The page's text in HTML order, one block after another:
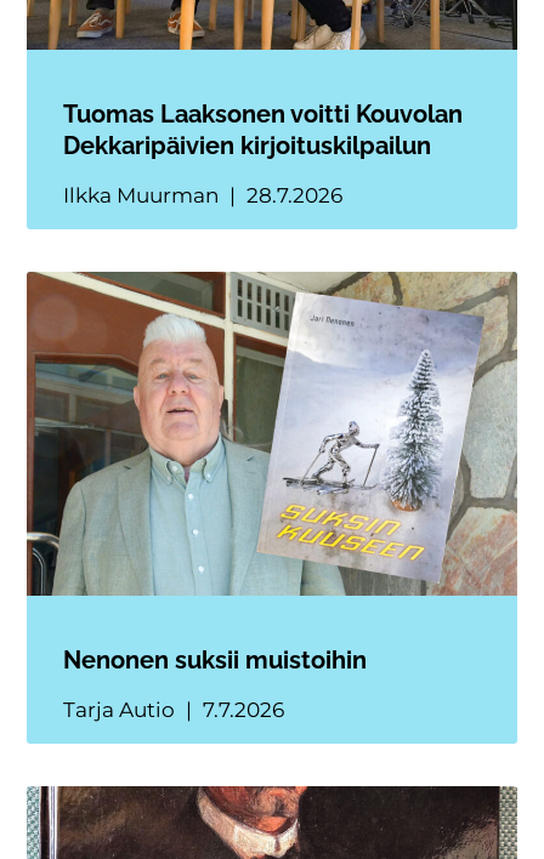
Tuomas Laaksonen voitti Kouvolan
Dekkaripäivien kirjoituskilpailun
Ilkka Muurman 28.7.2026
Nenonen suksii muistoihin
Tarja Autio 7.7.2026